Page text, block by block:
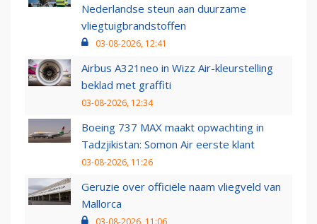
Nederlandse steun aan duurzame
vliegtuigbrandstoffen
03-08-2026, 12:41
Airbus A321neo in Wizz Air-kleurstelling
beklad met graffiti
03-08-2026, 12:34
Boeing 737 MAX maakt opwachting in
Tadzjikistan: Somon Air eerste klant
03-08-2026, 11:26
Geruzie over officiële naam vliegveld van
Mallorca
03-08-2026, 11:06